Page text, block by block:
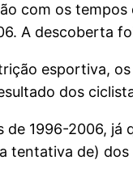
com os
A descoberta
esportiva,
dos
de 1996-2006,
tentativa de) dos